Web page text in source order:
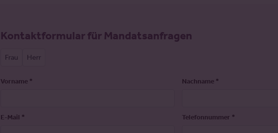
Kontaktformular
Kontaktformular für Mandatsanfragen
Frau Herr
Vorname * Nachname *
E-Mail * Telefonnummer *